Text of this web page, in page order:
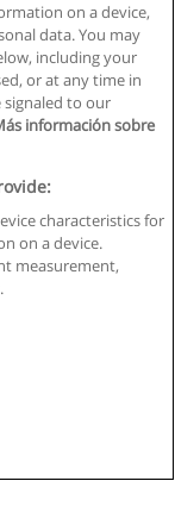
95610580: -
on a device,
data. You may
including your
or at any time in
signaled to our
información sobre
characteristics for
on a device.
measurement,